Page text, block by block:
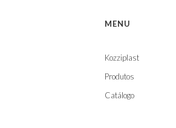
MENU
Kozziplast
Produtos
Catálogo